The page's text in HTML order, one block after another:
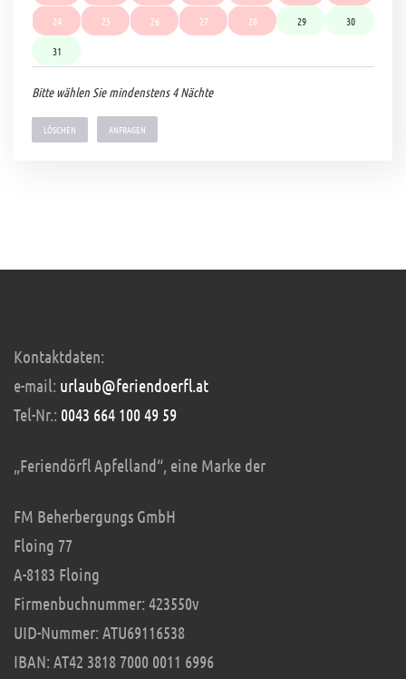
24 25 26 27 28 29 30
31
Bitte wählen Sie mindenstens 4 Nächte
LÖSCHEN
Kontaktdaten:
e-mail: urlaub@feriendoerfl.at
Tel-Nr.: 0043 664 100 49 59
„Feriendörfl Apfelland“, eine Marke der
FM Beherbergungs GmbH
Floing 77
A-8183 Floing
Firmenbuchnummer: 423550v
UID-Nummer: ATU69116538
IBAN: AT42 3818 7000 0011 6996